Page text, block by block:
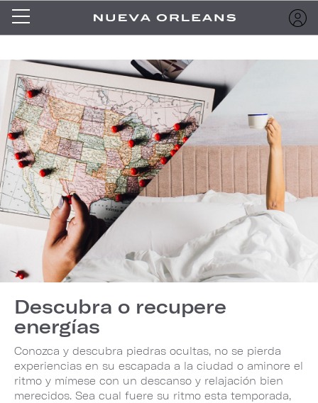
Descubra o recupere
energías
Conozca y descubra piedras ocultas, no se pierda
experiencias en su escapada a la ciudad o aminore el
ritmo y mímese con un descanso y relajación bien
merecidos. Sea cual fuere su ritmo esta temporada,